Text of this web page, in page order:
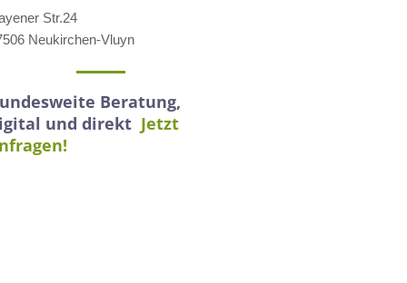
Str.24
Neukirchen-Vluyn
Beratung,
und direkt Jetzt